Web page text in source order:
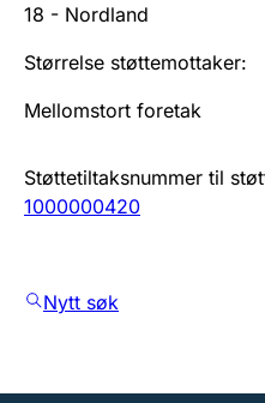
18 - Nordland
Størrelse støttemottaker:
Mellomstort foretak
Støttetiltaksnummer til
1000000420
Nytt søk